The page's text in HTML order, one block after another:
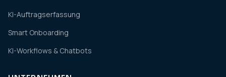
KI-Auftragserfassung
Smart Onboarding
KI-Workflows & Chatbots